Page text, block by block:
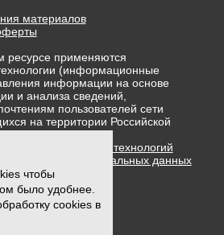
материалов
применяются
(информационные
информации на основе
и анализа сведений,
пользователей сети
на территории Российской
технологий
обработки персональных данных
cookie
чтобы
было удобнее.
cookies в